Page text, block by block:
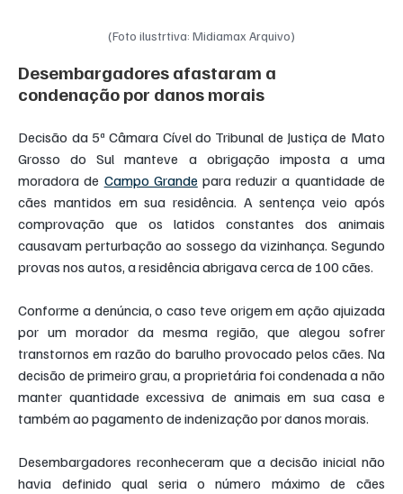
(Foto ilustrtiva: Midiamax Arquivo)
Desembargadores afastaram a
condenação por danos morais
Decisão da 5ª Câmara Cível do Tribunal de Justiça de Mato
Grosso do Sul manteve a obrigação imposta a uma
moradora de Campo Grande para reduzir a quantidade de
cães mantidos em sua residência. A sentença veio após
comprovação que os latidos constantes dos animais
causavam perturbação ao sossego da vizinhança. Segundo
provas nos autos, a residência abrigava cerca de 100 cães.
Conforme a denúncia, o caso teve origem em ação ajuizada
por um morador da mesma região, que alegou sofrer
transtornos em razão do barulho provocado pelos cães. Na
decisão de primeiro grau, a proprietária foi condenada a não
manter quantidade excessiva de animais em sua casa e
também ao pagamento de indenização por danos morais.
Desembargadores reconheceram que a decisão inicial não
havia definido qual seria o número máximo de cães